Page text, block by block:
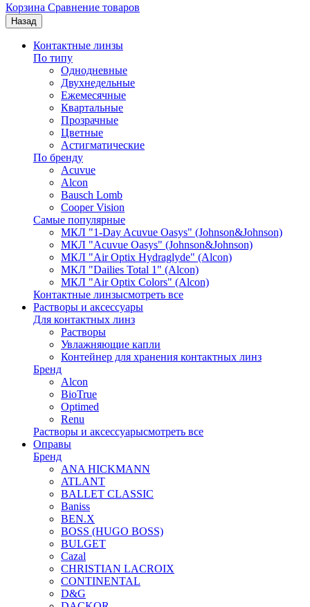
Корзина Сравнение товаров
Назад
Контактные линзы
По типу
Однодневные
Двухнедельные
Ежемесячные
Квартальные
Прозрачные
Цветные
Астигматические
По бренду
Acuvue
Alcon
Bausch Lomb
Cooper Vision
Самые популярные
МКЛ "1-Day Acuvue Oasys" (Johnson&Johnson)
МКЛ "Acuvue Oasys" (Johnson&Johnson)
МКЛ "Air Optix Hydraglyde" (Alcon)
МКЛ "Dailies Total 1" (Alcon)
МКЛ "Air Optix Colors" (Alcon)
Контактные линзысмотреть все
Растворы и аксессуары
Для контактных линз
Растворы
Увлажняющие капли
Контейнер для хранения контактных линз
Бренд
Alcon
BioTrue
Optimed
Renu
Растворы и аксессуарысмотреть все
Оправы
Бренд
ANA HICKMANN
ATLANT
BALLET CLASSIC
Baniss
BEN.X
BOSS (HUGO BOSS)
BULGET
Cazal
CHRISTIAN LACROIX
CONTINENTAL
D&G